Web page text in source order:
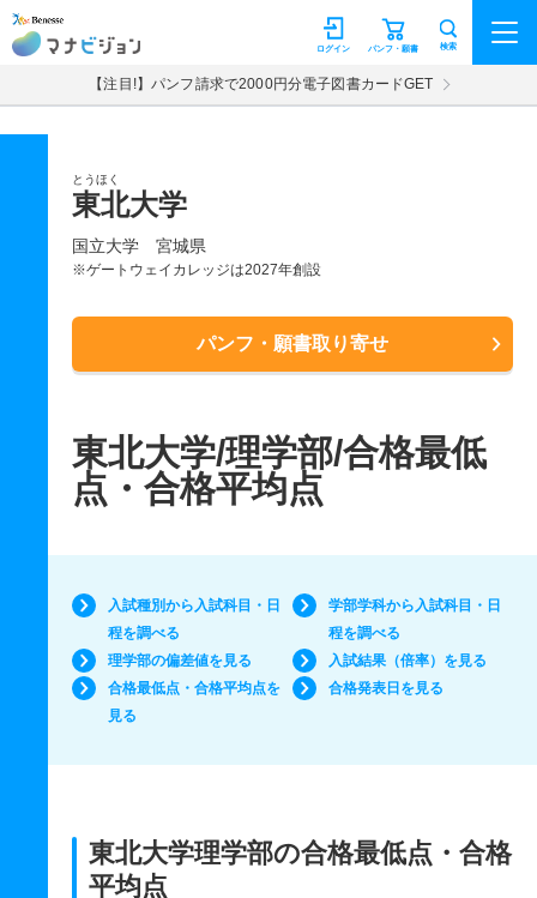
マナビジョン パンフ・願書
ログイン 検索
【注目!】パンフ請求で2000円分電子図書カードGET
とうほく
東北大学
国立大学 宮城県
※ゲートウェイカレッジは2027年創設
パンフ・願書取り寄せ
東北大学/理学部/合格最低
点・合格平均点
入試種別から入試科目・日
程を調べる
学部学科から入試科目・日
程を調べる
理学部の偏差値を見る
入試結果（倍率）を見る
合格最低点・合格平均点を
見る
合格発表日を見る
東北大学理学部の合格最低点・合格
平均点